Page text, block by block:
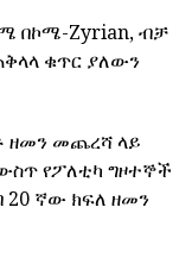
በኮሜ-Zyrian, ብቻ
ቁጥር ያለውን
ዘመን መጨረሻ ላይ
የፖለቲካ ግዞተኞች
20 ኛው ክፍለ ዘመን